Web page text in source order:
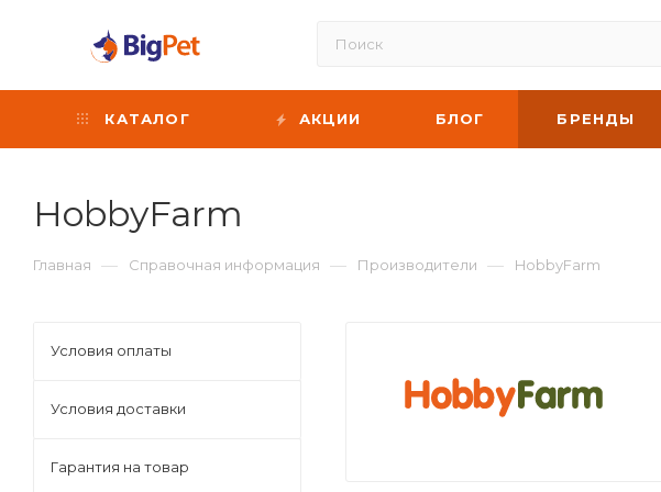
КАТАЛОГ АКЦИИ БЛОГ БРЕНДЫ
HobbyFarm
Главная — Справочная информация — Производители — HobbyFarm
Условия оплаты
Условия доставки
Гарантия на товар